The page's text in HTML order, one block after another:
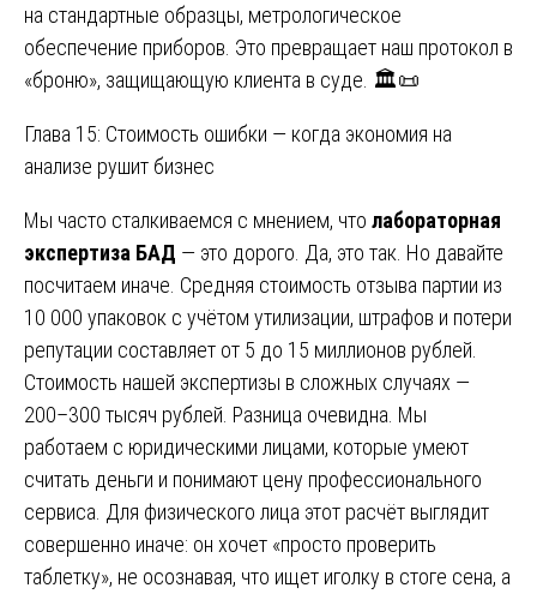
на стандартные образцы, метрологическое
обеспечение приборов. Это превращает наш протокол в
«броню», защищающую клиента в суде. 🏛️📜
Глава 15: Стоимость ошибки — когда экономия на
анализе рушит бизнес
Мы часто сталкиваемся с мнением, что лабораторная
экспертиза БАД — это дорого. Да, это так. Но давайте
посчитаем иначе. Средняя стоимость отзыва партии из
10 000 упаковок с учётом утилизации, штрафов и потери
репутации составляет от 5 до 15 миллионов рублей.
Стоимость нашей экспертизы в сложных случаях —
200–300 тысяч рублей. Разница очевидна. Мы
работаем с юридическими лицами, которые умеют
считать деньги и понимают цену профессионального
сервиса. Для физического лица этот расчёт выглядит
совершенно иначе: он хочет «просто проверить
таблетку», не осознавая, что ищет иголку в стоге сена, а